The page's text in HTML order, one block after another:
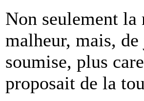
Non seulement
malheur, mais,
soumise, plus
proposait de la